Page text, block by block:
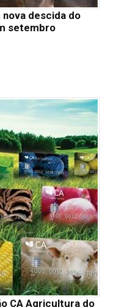
descida do
setembro
CA Agricultura do